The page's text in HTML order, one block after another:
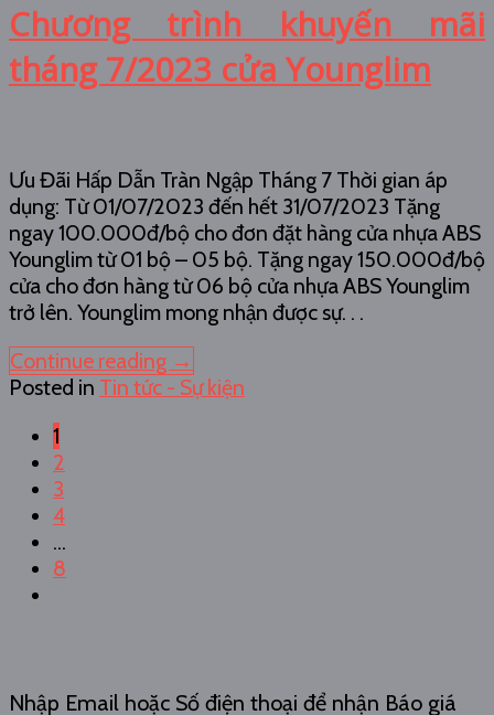
Chương trình khuyến mãi
tháng 7/2023 cửa Younglim
Ưu Đãi Hấp Dẫn Tràn Ngập Tháng 7 Thời gian áp
dụng: Từ 01/07/2023 đến hết 31/07/2023 Tặng
ngay 100.000đ/bộ cho đơn đặt hàng cửa nhựa ABS
Younglim từ 01 bộ – 05 bộ. Tặng ngay 150.000đ/bộ
cửa cho đơn hàng từ 06 bộ cửa nhựa ABS Younglim
trở lên. Younglim mong nhận được sự. . .
Continue reading →
Posted in Tin tức - Sự kiện
1
2
3
4
…
8
Nhập Email hoặc Số điện thoại để nhận Báo giá